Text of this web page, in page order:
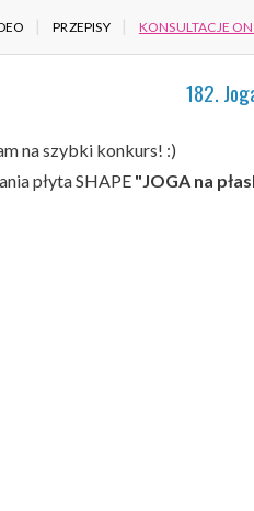
PRZEPISY KONSULTACJE
182.
na szybki konkurs! :)
płyta SHAPE "JOGA na